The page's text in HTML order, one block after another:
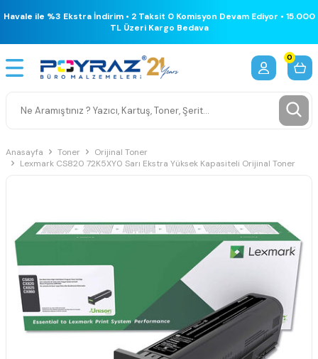
Havale ile %3 Ekstra İndirim • 2 Taksit 0 Komisyon Devam Ediyor • 15.000
TL Üzeri Kargo Bedava
0
Anasayfa Toner
Orijinal Toner
Lexmark CS820 72K5XY0 Sarı Ekstra Yüksek Kapasiteli Orijinal Toner